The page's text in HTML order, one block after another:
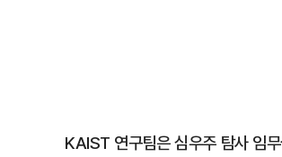
KAIST 연구팀은 심우주 탐사 임